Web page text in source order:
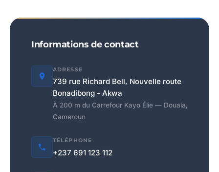
Informations de contact
ADRESSE
739 rue Richard Bell, Nouvelle route
Bonadibong - Akwa
À 200 m du Carrefour Kayo Élie — Douala,
Cameroun
TÉLÉPHONE
+237 691 123 112